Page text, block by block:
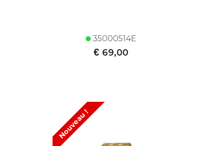
35000514E
€ 69,00
Nouveau !